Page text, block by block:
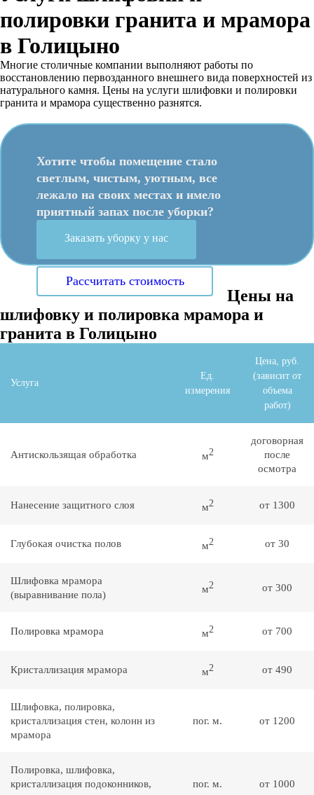
полировки гранита и мрамора
в Голицыно
Многие столичные компании выполняют работы по
восстановлению первозданного внешнего вида поверхностей из
натурального камня. Цены на услуги шлифовки и полировки
гранита и мрамора существенно разнятся.
Хотите чтобы помещение стало
светлым, чистым, уютным, все
лежало на своих местах и имело
приятный запах после уборки?
Заказать уборку у нас
Рассчитать стоимость
Цены на
шлифовку и полировка мрамора и
гранита в Голицыно
Услуга
Ед.
измерения
Цена, руб.
(зависит от
объема
работ)
Антискользящая обработка м2
договорная
после
осмотра
Нанесение защитного слоя м2 от 1300
Глубокая очистка полов м2 от 30
Шлифовка мрамора
(выравнивание пола)
м2 от 300
Полировка мрамора м2 от 700
Кристаллизация мрамора м2 от 490
Шлифовка, полировка,
кристаллизация стен, колонн из
мрамора
пог. м. от 1200
Полировка, шлифовка,
кристаллизация подоконников,
пог. м. от 1000